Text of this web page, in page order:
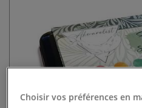
Choisir vos préférences en